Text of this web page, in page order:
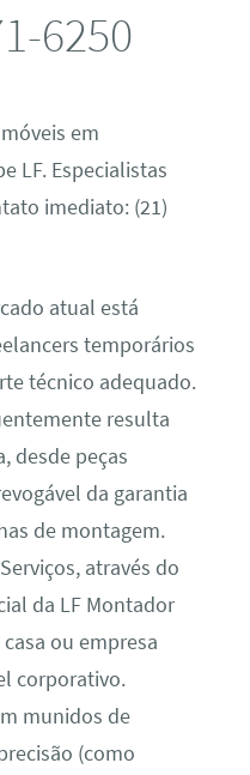
6250
em
LF. Especialistas
imediato: (21)
atual está
temporários
técnico adequado.
resulta
desde peças
da garantia
de montagem.
através do
da LF Montador
ou empresa
corporativo.
munidos de
(como